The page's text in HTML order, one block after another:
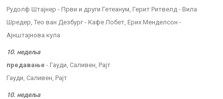
Рудолф Штајнер - Први и други Гетеанум, Герит Ритвелд - Вила
Шредер, Тео ван Дезбург - Кафе Лобет, Ерих Менделсон -
Ајнштајнова кула
10. недеља
предавање - Гауди, Саливен, Рајт
Гауди, Саливен, Рајт
10. недеља